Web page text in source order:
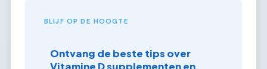
BLIJF OP DE HOOGTE
Ontvang de beste tips over
Vitamine D supplementen en